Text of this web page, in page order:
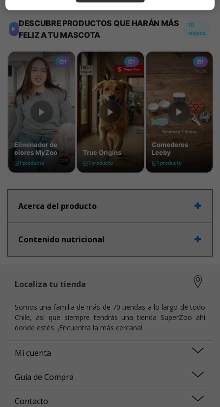
Acerca del producto
Contenido nutricional
Localiza tu tienda
Somos una familia de más de 70 tiendas a lo largo de todo
Chile, así que siempre tendrás una tienda SuperZoo ahí
donde estés. ¡Encuentra la más cercana!
Mi cuenta
Guía de Compra
Contacto